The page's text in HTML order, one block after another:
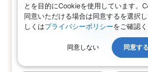
1～5名
和室（夜景） バス トイレ
おとな1名 税込
旅行代金
(おとな2名 こ
とを目的にCookieを使用しています。
同意いただける場合は同意するを選択
しくはプライバシーポリシーをご確認く
同意しない 同意する